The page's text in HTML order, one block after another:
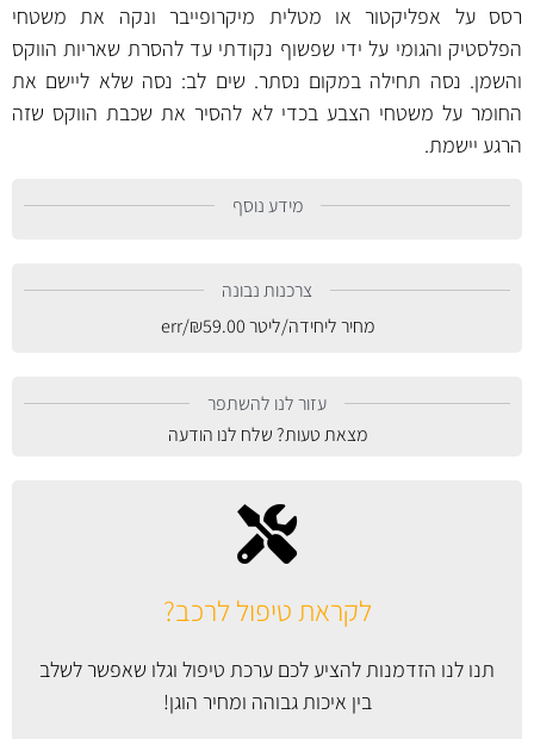
לקראת טיפול לרכב?
תנו לנו הזדמנות להציע לכם ערכת טיפול וגלו שאפשר לשלב
בין איכות גבוהה ומחיר הוגן!
רסס על אפליקטור או מטלית מיקרופייבר ונקה את משטחי
הפלסטיק והגומי על ידי שפשוף נקודתי עד להסרת שאריות הווקס
והשמן. נסה תחילה במקום נסתר. שים לב: נסה שלא ליישם את
החומר על משטחי הצבע בכדי לא להסיר את שכבת הווקס שזה
הרגע יישמת.
מידע נוסף
צרכנות נבונה
מחיר ליחידה/ליטר
₪59.00
/err
עזור לנו להשתפר
מצאת טעות? שלח לנו הודעה